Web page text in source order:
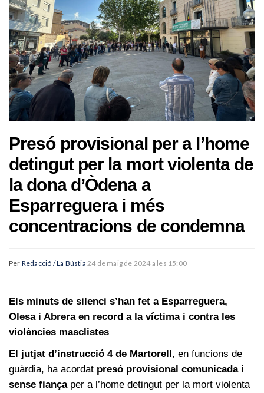
Presó provisional per a l’home
detingut per la mort violenta de
la dona d’Òdena a
Esparreguera i més
concentracions de condemna
Per Redacció / La Bústia 24 de maig de 2024 a les 15:00
Els minuts de silenci s’han fet a Esparreguera,
Olesa i Abrera en record a la víctima i contra les
violències masclistes
El jutjat d’instrucció 4 de Martorell, en funcions de
guàrdia, ha acordat presó provisional comunicada i
sense fiançaper a l’home detingut per la mort violenta